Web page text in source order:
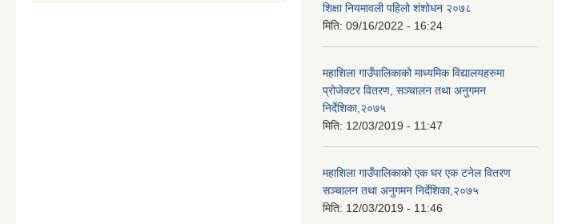
शिक्षा नियमावली पहिलो शंशोधन २०७८
मिति: 09/16/2022 - 16:24
महाशिला गाउँपालिकाको माध्यमिक विद्यालयहरुमा
प्रोजेक्टर वितरण, सञ्चालन तथा अनुगमन
निर्देशिका,२०७५
मिति: 12/03/2019 - 11:47
महाशिला गाउँपालिकाको एक घर एक टनेल वितरण
सञ्चालन तथा अनुगमन निर्देशिका,२०७५
मिति: 12/03/2019 - 11:46